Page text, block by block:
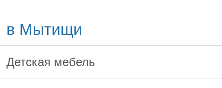
в Мытищи
Детская мебель